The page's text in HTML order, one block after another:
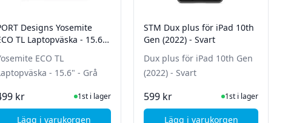
Designs Yosemite
TL Laptopväska - 15.6"
ECO TL
- 15.6" - Grå
kr I Lager1st i lager
Lägg i varukorgen
STM Dux plus för iPad 10th
Gen (2022) - Svart
Dux plus för iPad 10th Gen
(2022) - Svart
599 kr I Lager1st i lager
Lägg i varukorgen